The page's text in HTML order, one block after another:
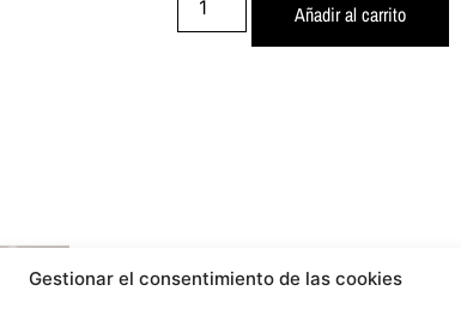
Gestionar el consentimiento de las cookies
Añadir al carrito